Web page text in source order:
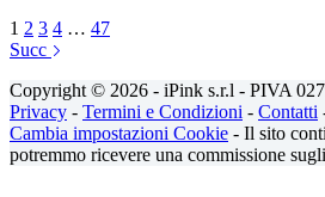
1 2 3 4 … 47
Succ
Copyright © 2026 - iPink s.r.l - PIVA
Privacy - Termini e Condizioni - Contatti
Cambia impostazioni Cookie - Il sito
potremmo ricevere una commissione